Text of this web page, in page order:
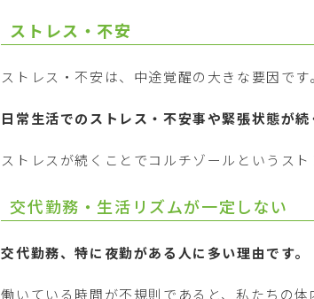
ストレス・不安
ストレス・不安は、中途覚醒の大きな要因です
日常生活でのストレス・不安事や緊張状態が
ストレスが続くことでコルチゾールというス
交代勤務・生活リズムが一定しない
交代勤務、特に夜勤がある人に多い理由です。
働いている時間が不規則であると、私たちの